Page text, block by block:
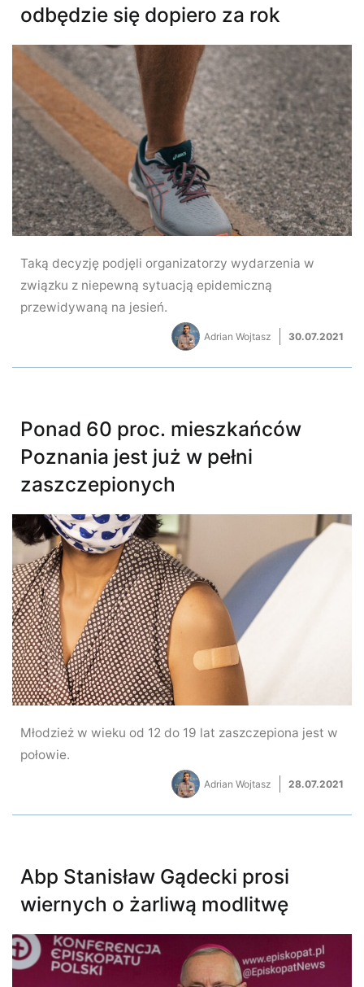
odbędzie się dopiero za rok
Taką decyzję podjęli organizatorzy wydarzenia w
związku z niepewną sytuacją epidemiczną
przewidywaną na jesień.
Adrian Wojtasz 30.07.2021
Ponad 60 proc. mieszkańców
Poznania jest już w pełni
zaszczepionych
Młodzież w wieku od 12 do 19 lat zaszczepiona jest w
połowie.
Adrian Wojtasz 28.07.2021
Abp Stanisław Gądecki prosi
wiernych o żarliwą modlitwę